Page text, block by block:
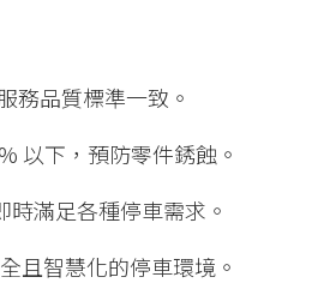
務品質標準一致。
以下，預防零件銹蝕。
滿足各種停車需求。
且智慧化的停車環境。